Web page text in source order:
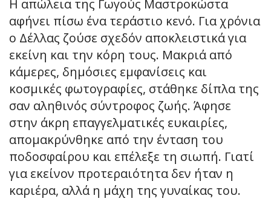
Η απώλεια της Γωγούς Μαστροκώστα
αφήνει πίσω ένα τεράστιο κενό. Για χρόνια
ο Δέλλας ζούσε σχεδόν αποκλειστικά για
εκείνη και την κόρη τους. Μακριά από
κάμερες, δημόσιες εμφανίσεις και
κοσμικές φωτογραφίες, στάθηκε δίπλα της
σαν αληθινός σύντροφος ζωής. Άφησε
στην άκρη επαγγελματικές ευκαιρίες,
απομακρύνθηκε από την ένταση του
ποδοσφαίρου και επέλεξε τη σιωπή. Γιατί
για εκείνον προτεραιότητα δεν ήταν η
καριέρα, αλλά η μάχη της γυναίκας του.